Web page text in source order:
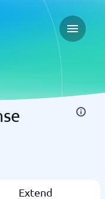
Open
Extend